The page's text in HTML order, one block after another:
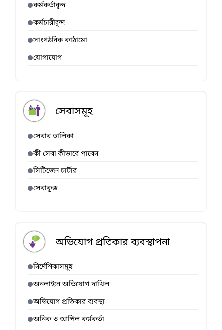
কর্মকর্তাবৃন্দ
কর্মচারীবৃন্দ
সাংগঠনিক কাঠামো
যোগাযোগ
সেবাসমূহ
সেবার তালিকা
কী সেবা কীভাবে পাবেন
সিটিজেন চার্টার
সেবাকুঞ্জ
অভিযোগ প্রতিকার ব্যবস্থাপনা
নির্দেশিকাসমূহ
অনলাইনে অভিযোগ দাখিল
অভিযোগ প্রতিকার ব্যবস্থা
অনিক ও আপিল কর্মকর্তা